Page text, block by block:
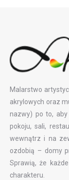
Malarstwo
akrylowych oraz
nazwy) po to,
pokoju, sali,
wewnątrz i na
ozdobią – domy
Sprawią, że
charakteru.